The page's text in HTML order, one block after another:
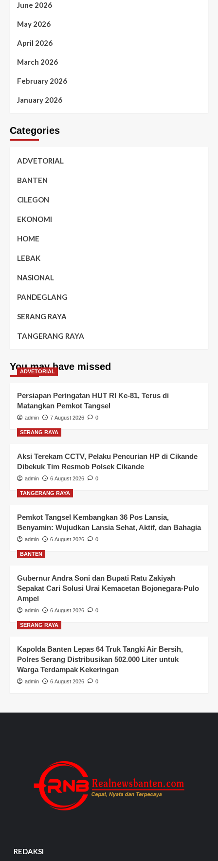
June 2026
May 2026
April 2026
March 2026
February 2026
January 2026
Categories
ADVETORIAL
BANTEN
CILEGON
EKONOMI
HOME
LEBAK
NASIONAL
PANDEGLANG
SERANG RAYA
TANGERANG RAYA
You may have missed
ADVETORIAL
Persiapan Peringatan HUT RI Ke-81, Terus di
Matangkan Pemkot Tangsel
admin 7 August 2026 0
SERANG RAYA
Aksi Terekam CCTV, Pelaku Pencurian HP di Cikande
Dibekuk Tim Resmob Polsek Cikande
admin 6 August 2026 0
TANGERANG RAYA
Pemkot Tangsel Kembangkan 36 Pos Lansia,
Benyamin: Wujudkan Lansia Sehat, Aktif, dan Bahagia
admin 6 August 2026 0
BANTEN
Gubernur Andra Soni dan Bupati Ratu Zakiyah
Sepakat Cari Solusi Urai Kemacetan Bojonegara-Pulo
Ampel
admin 6 August 2026 0
SERANG RAYA
Kapolda Banten Lepas 64 Truk Tangki Air Bersih,
Polres Serang Distribusikan 502.000 Liter untuk
Warga Terdampak Kekeringan
admin 6 August 2026 0
REDAKSI